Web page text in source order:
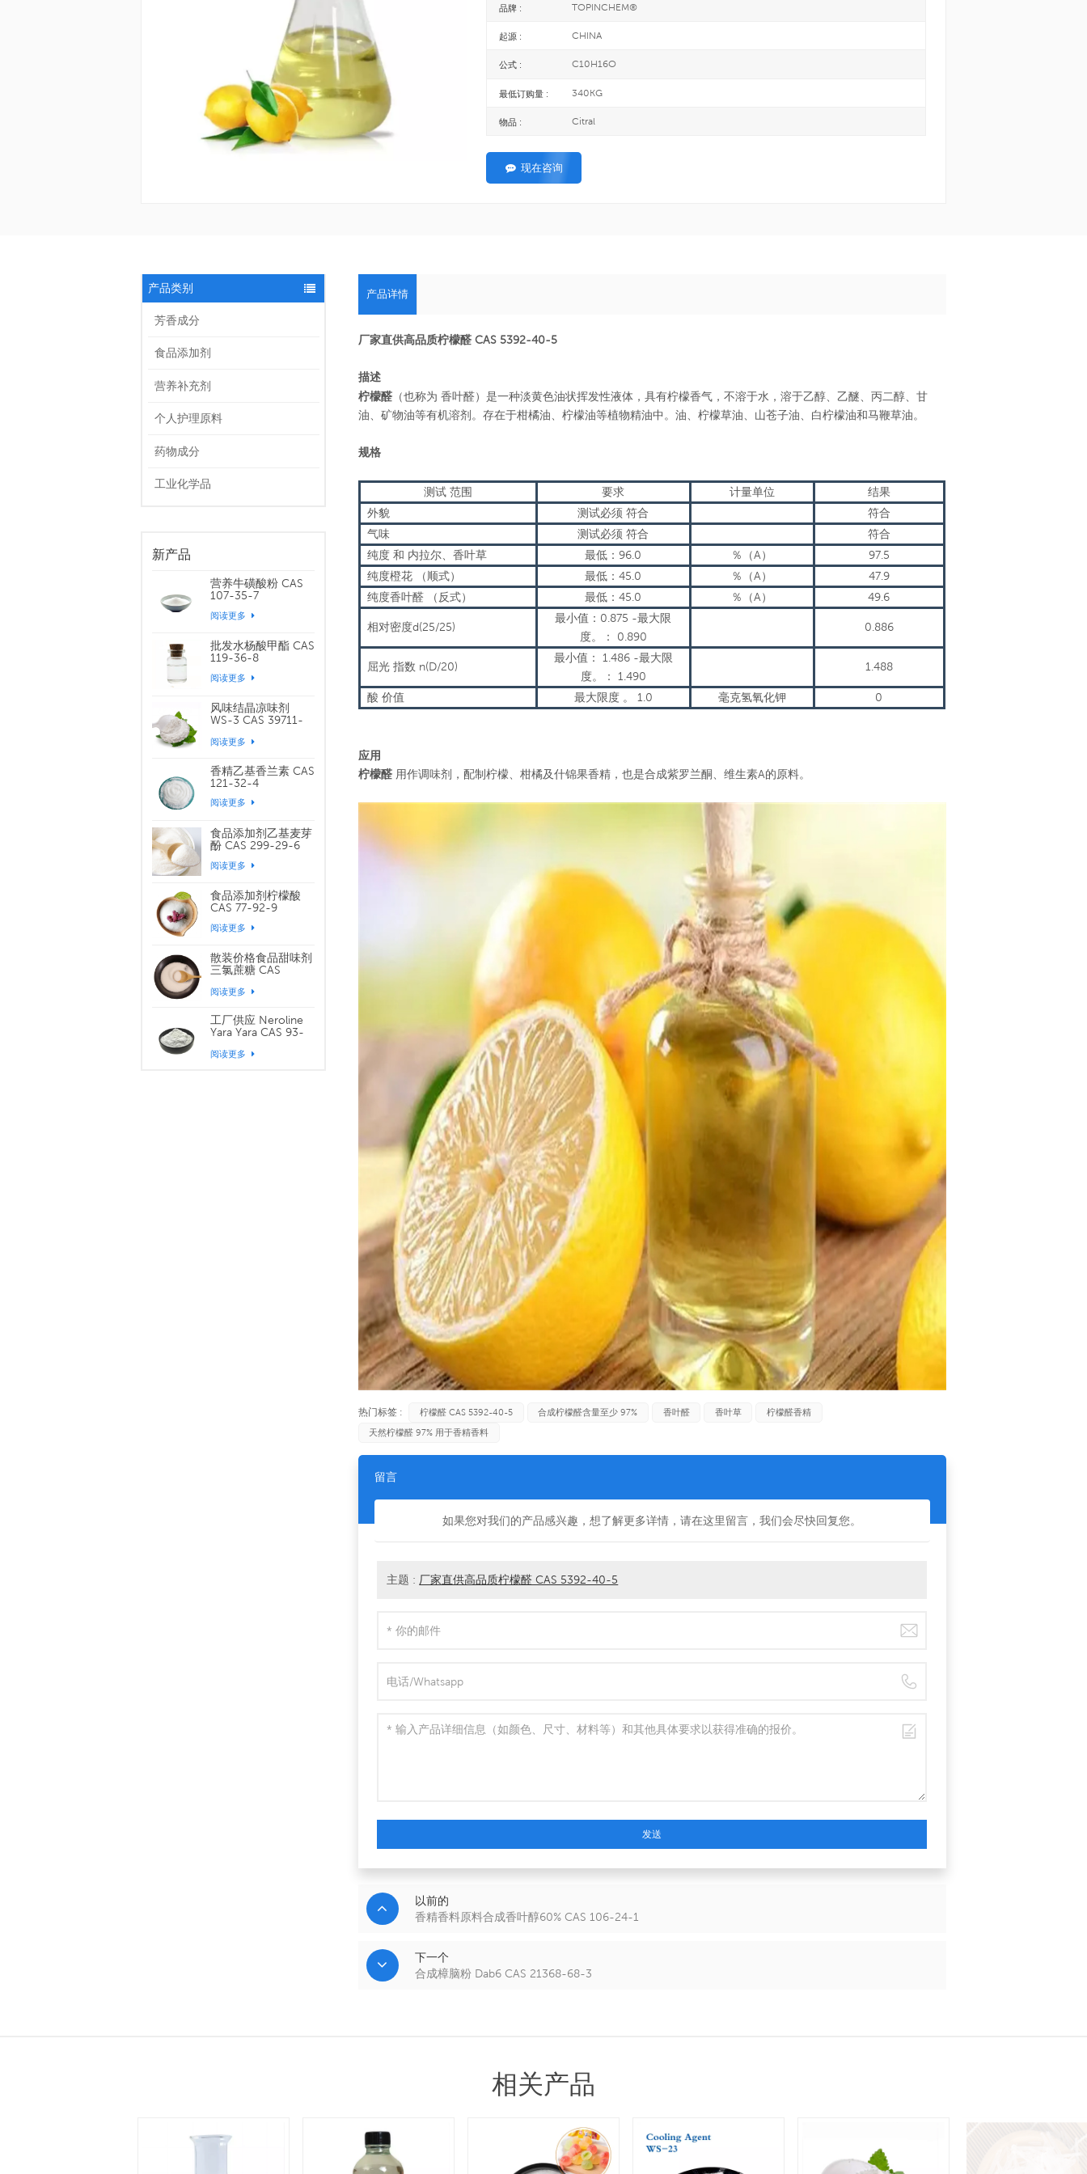
品牌 : TOPINCHEM®
起源 : CHINA
公式 : C10H16O
最低订购量 : 340KG
物品 : Citral
现在咨询
产品类别
芳香成分
食品添加剂
营养补充剂
个人护理原料
药物成分
工业化学品
新产品
营养牛磺酸粉 CAS
107-35-7
阅读更多
批发水杨酸甲酯 CAS
119-36-8
阅读更多
风味结晶凉味剂
WS-3 CAS 39711-
阅读更多
香精乙基香兰素 CAS
121-32-4
阅读更多
食品添加剂乙基麦芽
酚 CAS 299-29-6
阅读更多
食品添加剂柠檬酸
CAS 77-92-9
阅读更多
散装价格食品甜味剂
三氯蔗糖 CAS
阅读更多
工厂供应 Neroline
Yara Yara CAS 93-
阅读更多
产品详情
厂家直供高品质柠檬醛 CAS 5392-40-5
描述
柠檬醛（也称为 香叶醛）是一种淡黄色油状挥发性液体，具有柠檬香气，不溶于水，溶于乙醇、乙醚、丙二醇、甘
油、矿物油等有机溶剂。存在于柑橘油、柠檬油等植物精油中。油、柠檬草油、山苍子油、白柠檬油和马鞭草油。
规格
测试 范围 要求 计量单位
结果
外貌
测试必须 符合
符合
气味
测试必须 符合
符合
纯度 和 内拉尔、香叶草 最低：96.0 ％（A）
97.5
纯度橙花
（顺式） 最低：45.0 ％（A）
47.9
纯度香叶醛
（反式） 最低：45.0 ％（A） 49.6
相对密度d(25/25)
最小值：0.875 -最大限
度。：
0.890
0.886
屈光 指数 n(D/20)
最小值： 1.486 -最大限
度。：
1.490
1.488
酸 价值 最大限度 。 1.0 毫克氢氧化钾 0
应用
柠檬醛用作调味剂，配制柠檬、柑橘及什锦果香精，也是合成紫罗兰酮、维生素A的原料。
热门标签 : 柠檬醛 CAS 5392-40-5 合成柠檬醛含量至少 97% 香叶醛 香叶草
柠檬醛香精
天然柠檬醛 97% 用于香精香料
留言
如果您对我们的产品感兴趣，想了解更多详情，请在这里留言，我们会尽快回复您。
主题 : 厂家直供高品质柠檬醛 CAS 5392-40-5
发送
以前的
香精香料原料合成香叶醇60% CAS 106-24-1
下一个
合成樟脑粉 Dab6 CAS 21368-68-3
相关产品